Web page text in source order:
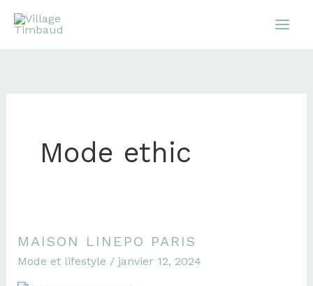
Mode ethic
MAISON LINEPO PARIS
Mode et lifestyle / janvier 12, 2024
Maison
Linepo
Paris